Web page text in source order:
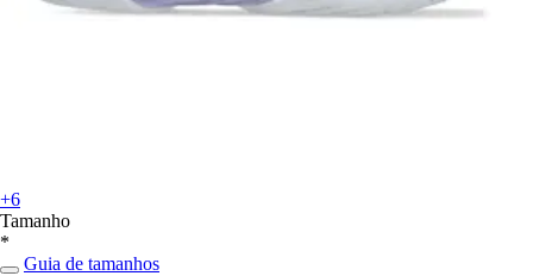
+6
Tamanho
*
Guia de tamanhos